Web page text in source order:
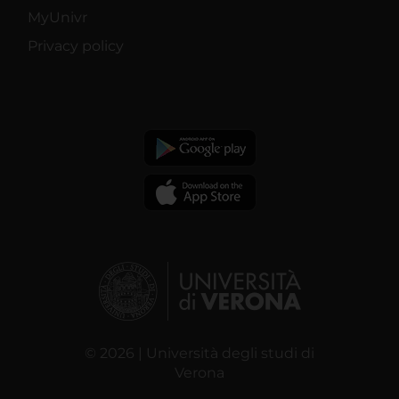
MyUnivr
Privacy policy
© 2026 | Università degli studi di
Verona